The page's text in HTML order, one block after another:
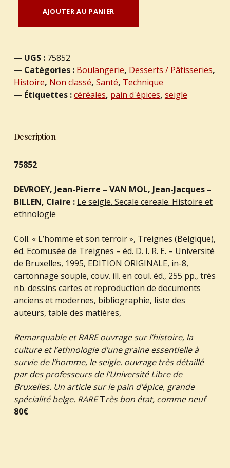
AJOUTER AU PANIER
UGS : 75852
Catégories : Boulangerie, Desserts / Pâtisseries,
Histoire, Non classé, Santé, Technique
Étiquettes :céréales, pain d'épices, seigle
Description
75852
DEVROEY, Jean-Pierre – VAN MOL, Jean-Jacques –
BILLEN, Claire : Le seigle. Secale cereale. Histoire et
ethnologie
Coll. « L’homme et son terroir », Treignes (Belgique),
éd. Ecomusée de Treignes – éd. D. I. R. E. – Université
de Bruxelles, 1995, EDITION ORIGINALE, in-8,
cartonnage souple, couv. ill. en coul. éd., 255 pp., très
nb. dessins cartes et reproduction de documents
anciens et modernes, bibliographie, liste des
auteurs, table des matières,
Remarquable et RARE ouvrage sur l’histoire, la
culture et l’ethnologie d’une graine essentielle à
survie de l’homme, le seigle. ouvrage très détaillé
par des professeurs de l’Université Libre de
Bruxelles. Un article sur le pain d’épice, grande
spécialité belge. RARE Très bon état, comme neuf
80€